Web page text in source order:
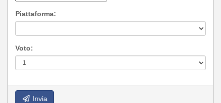
Piattaforma:
Voto:
Invia